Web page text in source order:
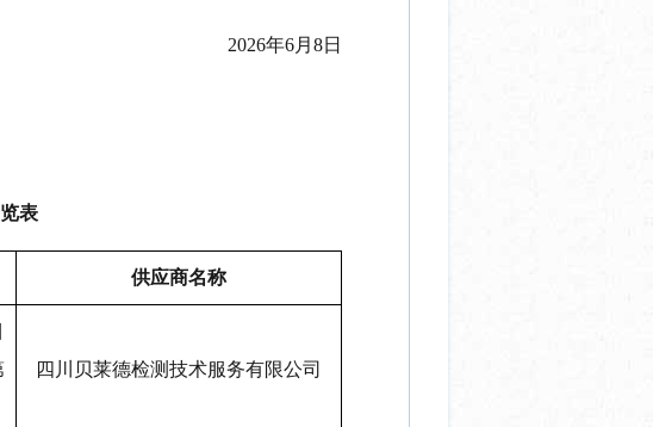
2026年6月 8日
表
供应商名称
四川贝莱德检测技术服务有限公司